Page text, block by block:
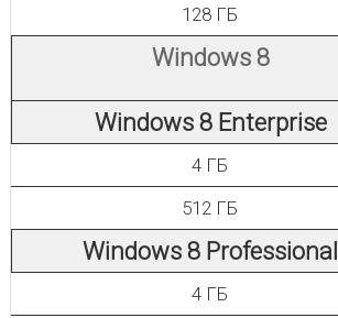
128 ГБ
Windows 8
Windows 8 Enterprise
4 ГБ
512 ГБ
Windows 8 Professional
4 ГБ